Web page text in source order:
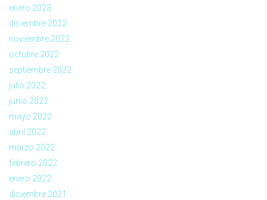
enero 2023
diciembre 2022
noviembre 2022
octubre 2022
septiembre 2022
julio 2022
junio 2022
mayo 2022
abril 2022
marzo 2022
febrero 2022
enero 2022
diciembre 2021